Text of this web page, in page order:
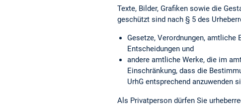
Texte, Bilder, Grafiken sowie die
geschützt sind nach § 5 des
Gesetze, Verordnungen,
Entscheidungen und
andere amtliche Werke, die im
Einschränkung, dass die
UrhG entsprechend anzuwenden
Als Privatperson dürfen Sie